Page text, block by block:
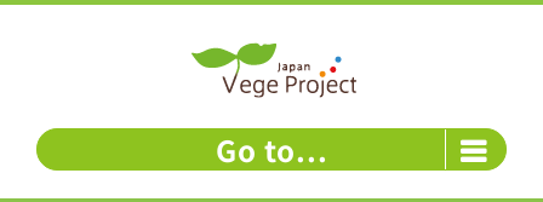
Go to...